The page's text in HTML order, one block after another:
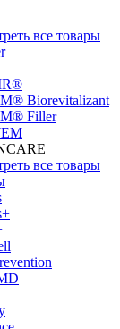
все товары
Biorevitalizant
Filler
все товары